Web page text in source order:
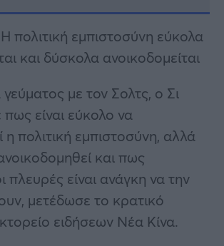
Η πολιτική εμπιστοσύνη εύκολα
και δύσκολα ανοικοδομείται
γεύματος με τον Σολτς, ο Σι
είναι εύκολο να
πολιτική εμπιστοσύνη, αλλά
και πως
πλευρές είναι ανάγκη να την
μετέδωσε το κρατικό
ειδήσεων Νέα Κίνα.